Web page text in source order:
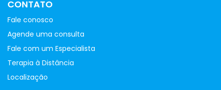
CONTATO
Fale conosco
Agende uma consulta
Fale com um Especialista
Terapia à Distância
Localização